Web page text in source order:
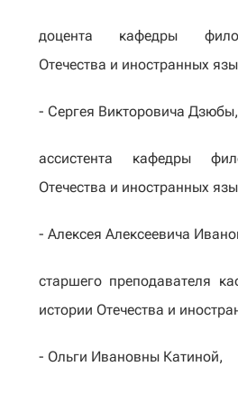
доцента кафедры
Отечества и иностранных
- Сергея Викторовича Дзюбы,
ассистента кафедры
Отечества и иностранных
- Алексея Алексеевича
старшего преподавателя
истории Отечества и
- Ольги Ивановны Катиной,